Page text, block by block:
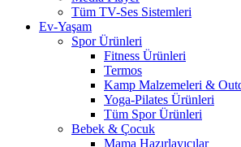
Tüm TV-Ses Sistemleri
Ev-Yaşam
Spor Ürünleri
Fitness Ürünleri
Termos
Kamp Malzemeleri &
Yoga-Pilates Ürünleri
Tüm Spor Ürünleri
Bebek & Çocuk
Mama Hazırlayıcılar